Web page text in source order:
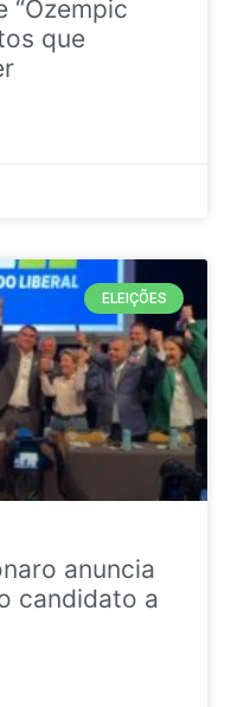
“Ozempic
que
ELEIÇÕES
anuncia
candidato a